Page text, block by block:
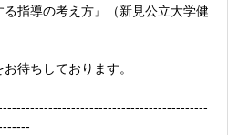
る指導の考え方』（新見公立大学健
待ちしております。